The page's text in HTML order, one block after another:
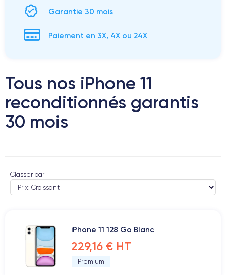
Garantie 30 mois
Paiement en 3X, 4X ou 24X
Tous nos iPhone 11
reconditionnés garantis
30 mois
Classer par
iPhone 11 128 Go Blanc
229,16 € HT
Premium